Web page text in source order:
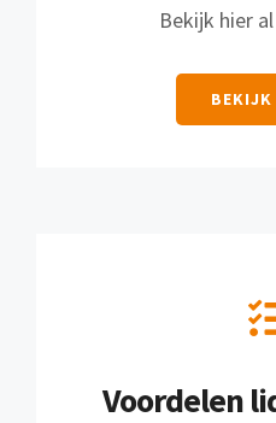
Bekijk hier
BEKIJK
Voordelen